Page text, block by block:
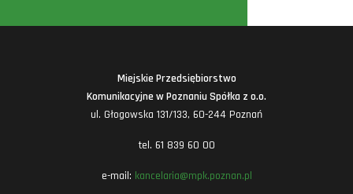
Miejskie Przedsiębiorstwo
Komunikacyjne w Poznaniu Spółka z o.o.
ul. Głogowska 131/133, 60-244 Poznań
tel. 61 839 60 00
e-mail: kancelaria@mpk.poznan.pl